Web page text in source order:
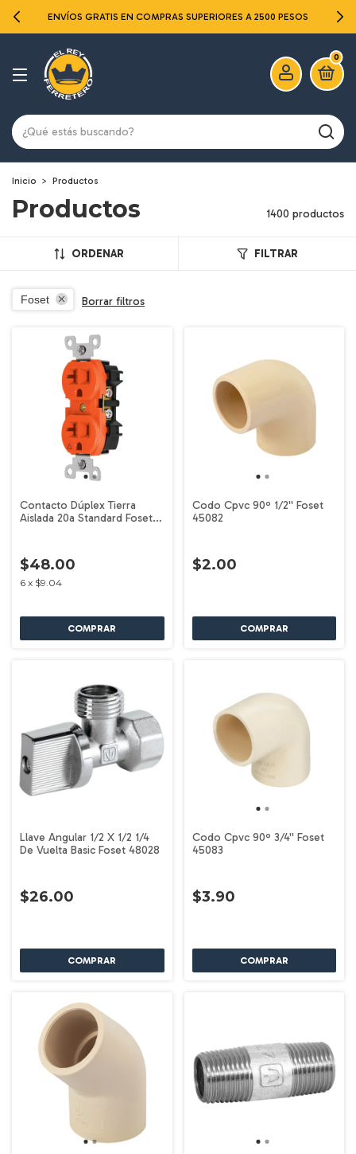
ENVÍOS GRATIS EN COMPRAS SUPERIORES A 2500 PESOS
0
Inicio > Productos
Productos 1400 productos
ORDENAR FILTRAR
Foset Borrar filtros
Contacto Dúplex Tierra
Aislada 20a Standard Foset
$48.00
6 x $9.04
Codo Cpvc 90º 1/2'' Foset
45082
$2.00
Llave Angular 1/2 X 1/2 1/4
De Vuelta Basic Foset 48028
$26.00
Codo Cpvc 90º 3/4'' Foset
45083
$3.90